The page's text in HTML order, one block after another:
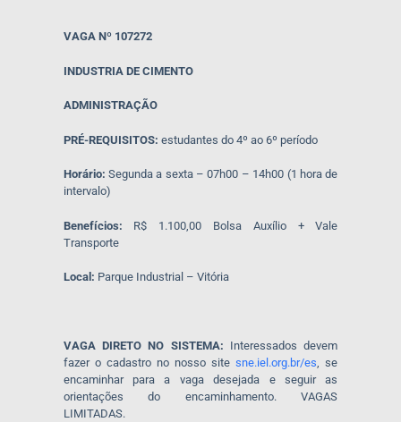
VAGA Nº 107272
INDUSTRIA DE CIMENTO
ADMINISTRAÇÃO
PRÉ-REQUISITOS: estudantes do 4º ao 6º período
Horário: Segunda a sexta – 07h00 – 14h00 (1 hora de
intervalo)
Benefícios: R$ 1.100,00 Bolsa Auxílio + Vale
Transporte
Local: Parque Industrial – Vitória
VAGA DIRETO NO SISTEMA: Interessados devem
fazer o cadastro no nosso sitesne.iel.org.br/es, se
encaminhar para a vaga desejada e seguir as
orientações do encaminhamento. VAGAS
LIMITADAS.